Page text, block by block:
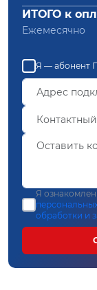
ИТОГО к
Ежемесячно
Я — абонент
Я
обработки и